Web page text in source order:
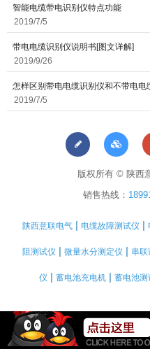
智能电缆带电识别仪特点功能
2019/7/5
带电电缆识别仪说明书[图文详解]
2019/9/26
怎样区别带电电缆识别仪和不带电电
2019/7/5
版权所有 © 陕西
销售热线：
陕西意联电气 | 电缆故障测试仪 |
阻测试仪 | 微量水分测定仪 | 串联
仪 | 蓄电池充电机 | 蓄电池测